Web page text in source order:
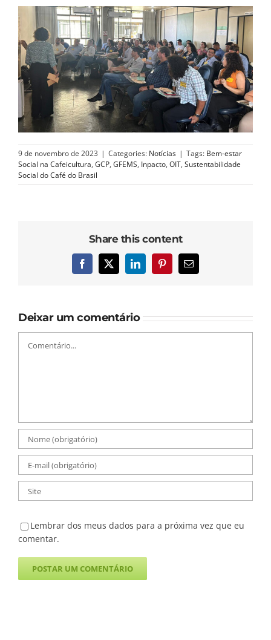
9 de novembro de 2023 | Categories: Notícias | Tags: Bem-estar
Social na Cafeicultura, GCP, GFEMS, Inpacto, OIT, Sustentabilidade
Social do Café do Brasil
Share this content
Facebook
X LinkedInPinterest
E-
Deixar um comentário
Lembrar dos meus dados para a próxima vez que eu
comentar.